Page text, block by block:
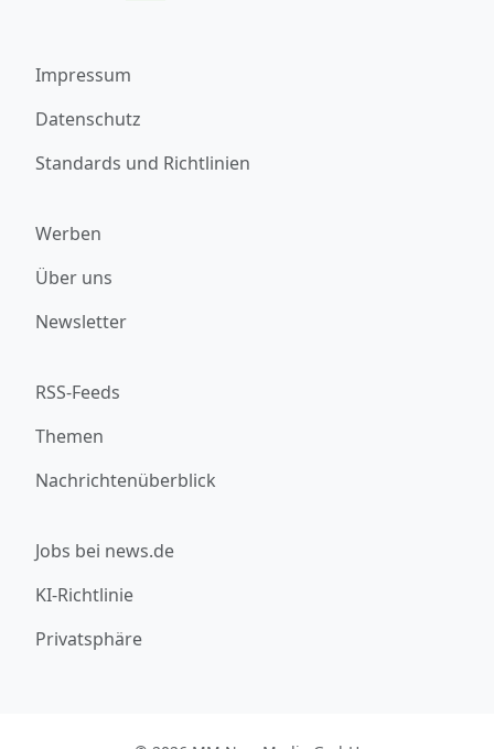
Impressum
Datenschutz
Standards und Richtlinien
Werben
Über uns
Newsletter
RSS-Feeds
Themen
Nachrichtenüberblick
Jobs bei news.de
KI-Richtlinie
Privatsphäre